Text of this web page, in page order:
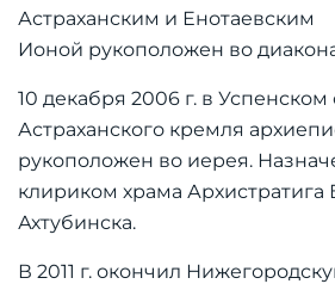
Астраханским и Енотаевским
Ионой рукоположен во
10 декабря 2006 г. в Успенском
Астраханского кремля
рукоположен во иерея.
клириком храма Архистратига
Ахтубинска.
В 2011 г. окончил